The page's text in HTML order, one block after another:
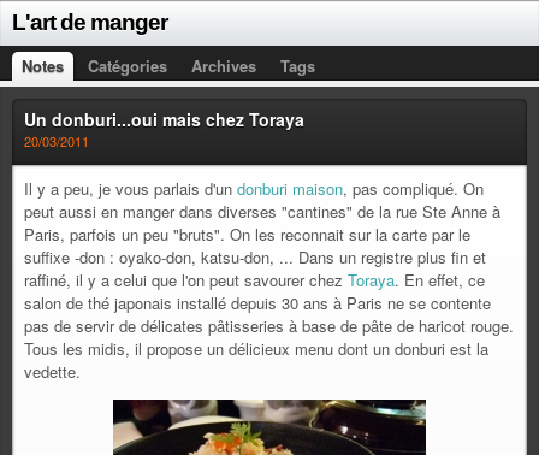
L'art de manger
Notes Catégories Archives Tags
Un donburi...oui mais chez Toraya
20/03/2011
Il y a peu, je vous parlais d'un donburi maison, pas compliqué. On
peut aussi en manger dans diverses "cantines" de la rue Ste Anne à
Paris, parfois un peu "bruts". On les reconnait sur la carte par le
suffixe -don : oyako-don, katsu-don, ... Dans un registre plus fin et
raffiné, il y a celui que l'on peut savourer chez Toraya. En effet, ce
salon de thé japonais installé depuis 30 ans à Paris ne se contente
pas de servir de délicates pâtisseries à base de pâte de haricot rouge.
Tous les midis, il propose un délicieux menu dont un donburi est la
vedette.